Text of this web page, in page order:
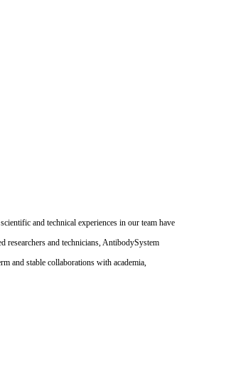
and technical experiences in our team have
and technicians, AntibodySystem
and stable collaborations with academia,